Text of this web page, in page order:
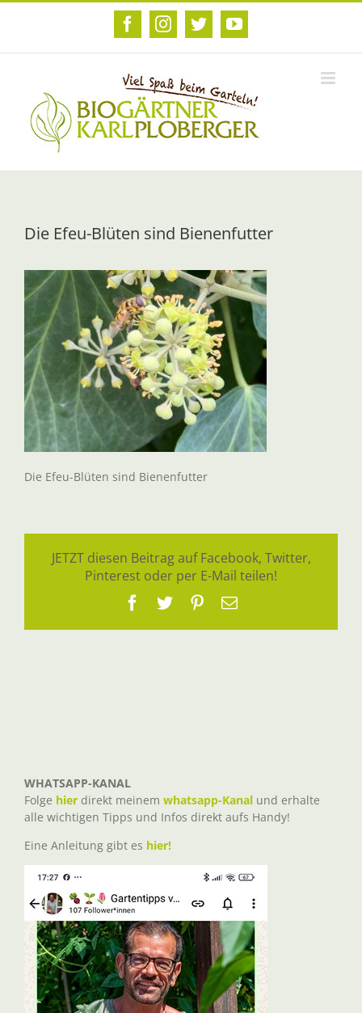
Zum
FacebookInstagram
TwitterYouTube
Die Efeu-Blüten sind Bienenfutter
Die Efeu-Blüten sind Bienenfutter
JETZT diesen Beitrag auf Facebook, Twitter,
Pinterest oder per E-Mail teilen!
Facebook
TwitterPinterest
E-
WHATSAPP-KANAL
Folge hier direkt meinem whatsapp-Kanal und erhalte
alle wichtigen Tipps und Infos direkt aufs Handy!
Eine Anleitung gibt es hier!